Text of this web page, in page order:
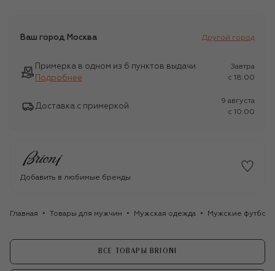
Ваш город Москва Другой город
Примерка в одном из 6 пунктов выдачи
Подробнее
Завтра
c 18:00
Доставка с примеркой
9 августа
c 10:00
Добавить в любимые бренды
Главная Товары для мужчин Мужская одежда Мужские
ВСЕ ТОВАРЫ BRIONI